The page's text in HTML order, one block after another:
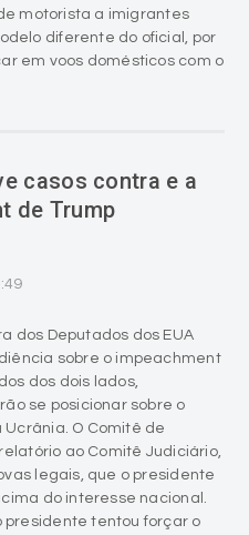
motorista a imigrantes
diferente do oficial, por
em voos domésticos com o
casos contra e a
de Trump
dos Deputados dos EUA
sobre o impeachment
dos dois lados,
se posicionar sobre o
O Comitê de
ao Comitê Judiciário,
legais, que o presidente
do interesse nacional.
presidente tentou forçar o